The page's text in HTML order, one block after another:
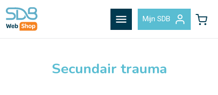
menu Mijn SDB
Secundair trauma